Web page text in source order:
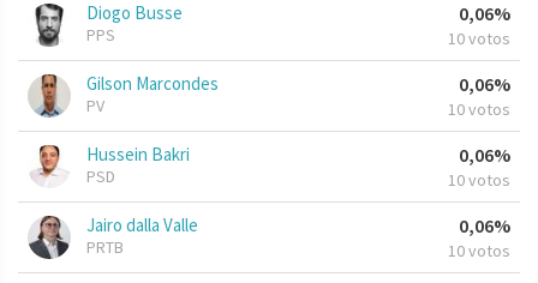
Diogo Busse
PPS
0,06%
10 votos
Gilson Marcondes
PV
0,06%
10 votos
Hussein Bakri
PSD
0,06%
10 votos
Jairo dalla Valle
PRTB
0,06%
10 votos